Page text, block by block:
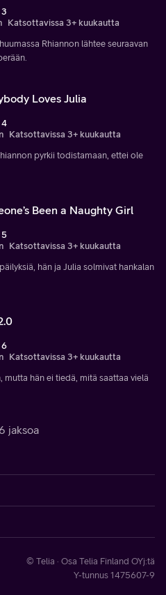
Katsottavissa 3+ kuukautta
Rhiannon lähtee seuraavan
Loves Julia
4
Katsottavissa 3+ kuukautta
pyrkii todistamaan, ettei ole
Been a Naughty Girl
5
Katsottavissa 3+ kuukautta
hän ja Julia solmivat hankalan
6
Katsottavissa 3+ kuukautta
mutta hän ei tiedä, mitä saattaa vielä
jaksoa
© Telia · Osa Telia Finland OYj:tä
Y-tunnus 1475607-9